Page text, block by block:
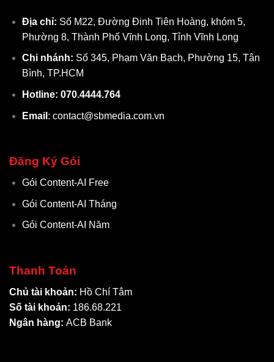
Địa chỉ: Số M22, Đường Đinh Tiên Hoàng, khóm 5,
Phường 8, Thành Phố Vĩnh Long, Tỉnh Vĩnh Long
Chi nhánh: Số 345, Phạm Văn Bạch, Phường 15, Tân
Bình, TP.HCM
Hotline: 070.4444.764
Email : contact@sbmedia.com.vn
Đăng Ký Gói
Gói Content-AI Free
Gói Content-AI Tháng
Gói Content-AI Năm
Thanh Toán
Chủ tài khoản: Hồ Chí Tâm
Số tài khoản: 186.68.221
Ngân hàng: ACB Bank